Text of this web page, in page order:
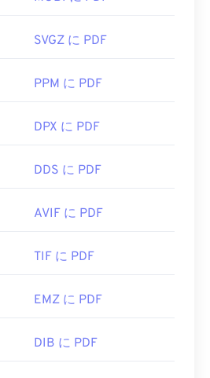
SVGZ に PDF
PPM に PDF
DPX に PDF
DDS に PDF
AVIF に PDF
TIF に PDF
EMZ に PDF
DIB に PDF